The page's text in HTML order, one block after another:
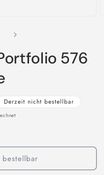
576
Derzeit nicht bestellbar